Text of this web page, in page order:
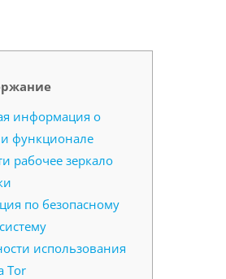
информация о
и функционале
рабочее зеркало
по безопасному
использования
Tor